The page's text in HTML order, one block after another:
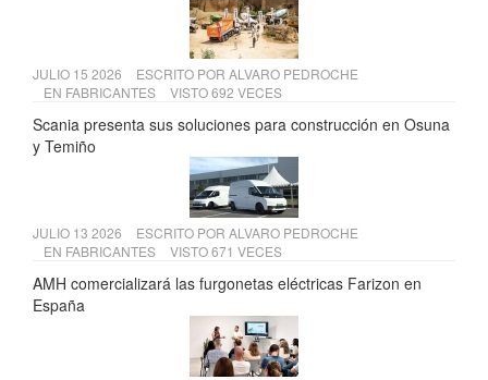
JULIO 15 2026 ESCRITO POR ALVARO PEDROCHE
EN FABRICANTES VISTO 692 VECES
Scania presenta sus soluciones para construcción en Osuna
y Temiño
JULIO 13 2026 ESCRITO POR ALVARO PEDROCHE
EN FABRICANTES VISTO 671 VECES
AMH comercializará las furgonetas eléctricas Farizon en
España